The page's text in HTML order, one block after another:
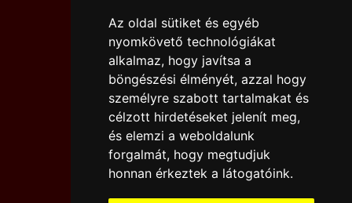
Az oldal sütiket és egyéb
nyomkövető technológiákat
alkalmaz, hogy javítsa a
böngészési élményét, azzal hogy
személyre szabott tartalmakat és
célzott hirdetéseket jelenít meg,
és elemzi a weboldalunk
forgalmát, hogy megtudjuk
honnan érkeztek a látogatóink.
IMPRESSZUM
JOGI NYILATKOZAT
KAPCSOLAT